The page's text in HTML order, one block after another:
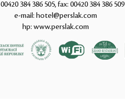
00420 384 386 505, fax: 00420 384 386 509
e-mail: hotel@perslak.com
hp: www.perslak.com